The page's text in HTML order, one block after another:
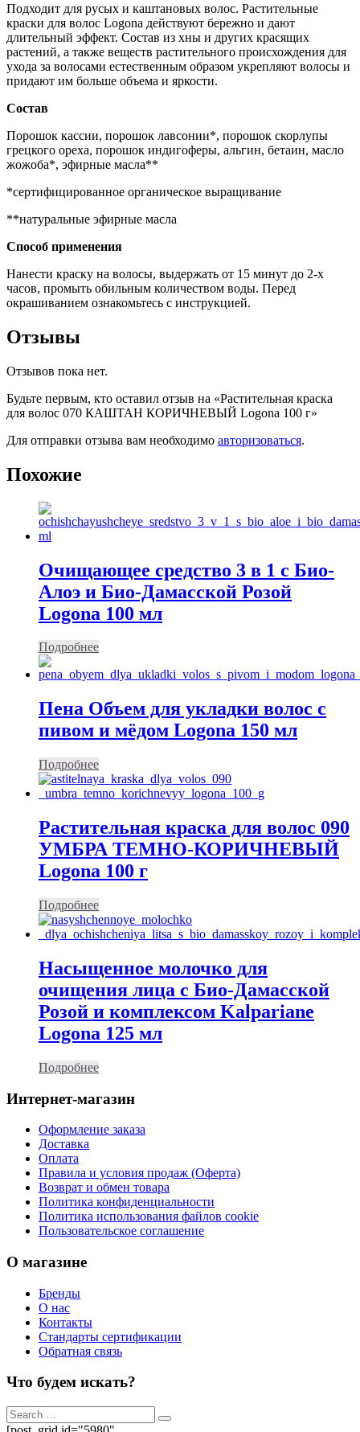
Подходит для русых и каштановых волос. Растительные
краски для волос Logona действуют бережно и дают
длительный эффект. Состав из хны и других красящих
растений, а также веществ растительного происхождения для
ухода за волосами естественным образом укрепляют волосы и
придают им больше объема и яркости.
Состав
Порошок кассии, порошок лавсонии*, порошок скорлупы
грецкого ореха, порошок индигоферы, альгин, бетаин, масло
жожоба*, эфирные масла**
*сертифицированное органическое выращивание
**натуральные эфирные масла
Способ применения
Нанести краску на волосы, выдержать от 15 минут до 2-х
часов, промыть обильным количеством воды. Перед
окрашиванием ознакомьтесь с инструкцией.
Отзывы
Отзывов пока нет.
Будьте первым, кто оставил отзыв на «Растительная краска
для волос 070 КАШТАН КОРИЧНЕВЫЙ Logona 100 г»
Для отправки отзыва вам необходимо авторизоваться.
Похожие
Очищающее средство 3 в 1 с Био-
Алоэ и Био-Дамасской Розой
Logona 100 мл
Подробнее
Пена Объем для укладки волос с
пивом и мёдом Logona 150 мл
Подробнее
Растительная краска для волос 090
УМБРА ТЕМНО-КОРИЧНЕВЫЙ
Logona 100 г
Подробнее
Насыщенное молочко для
очищения лица с Био-Дамасской
Розой и комплексом Kalpariane
Logona 125 мл
Подробнее
Интернет-магазин
Оформление заказа
Доставка
Оплата
Правила и условия продаж (Оферта)
Возврат и обмен товара
Политика конфиденциальности
Политика использования файлов cookie
Пользовательское соглашение
О магазине
Бренды
О нас
Контакты
Стандарты сертификации
Обратная связь
Что будем искать?